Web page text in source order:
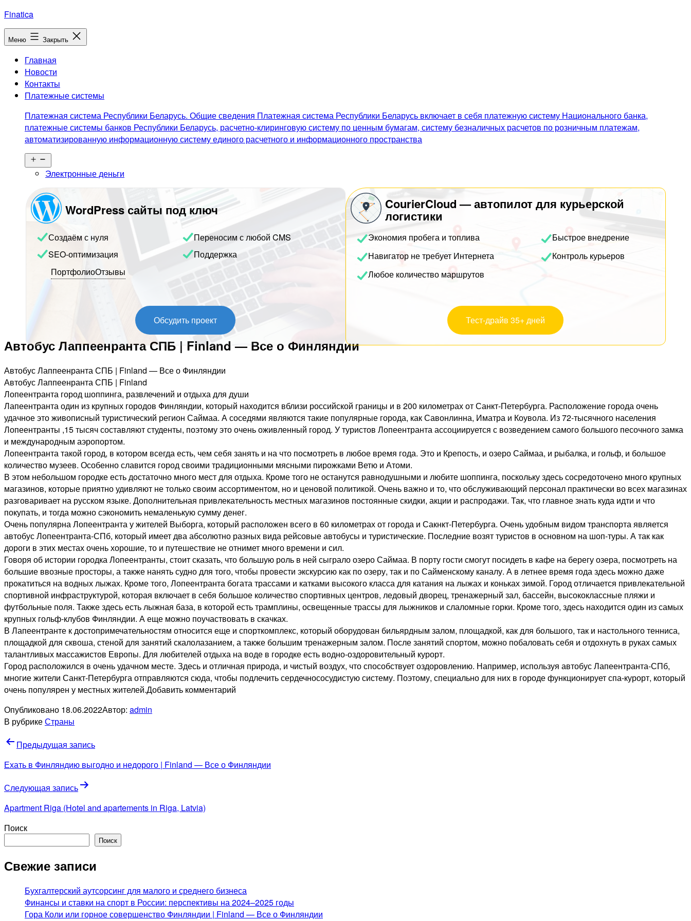
Перейти
к
содержимому
Finatica
Меню Закрыть
Главная
Новости
Контакты
Платежные системы
Платежная система Республики Беларусь. Общие сведения Платежная система Республики Беларусь включает в себя платежную систему Национального банка,
платежные системы банков Республики Беларусь, расчетно-клиринговую систему по ценным бумагам, систему безналичных расчетов по розничным платежам,
автоматизированную информационную систему единого расчетного и информационного пространства
меню
Электронные деньги
WordPress сайты под ключ
Создаём с нуля
Переносим с любой CMS
SEO-оптимизация
Поддержка
ПортфолиоОтзывы
Обсудить проект
CourierCloud — автопилот для курьерской
логистики
Экономия пробега и топлива
Быстрое внедрение
Навигатор не требует Интернета
Контроль курьеров
Любое количество маршрутов
Тест-драйв 35+ дней
Автобус Лаппеенранта СПБ | Finland — Все о Финляндии
Автобус Лаппеенранта СПБ | Finland — Все о Финляндии
Автобус Лаппеенранта СПБ | Finland
Лопеентранта город шоппинга, развлечений и отдыха для души
Лапеентранта один из крупных городов Финляндии, который находится вблизи российской границы и в 200 километрах от Санкт-Петербурга. Расположение города очень
удачное это живописный туристический регион Саймаа. А соседями являются такие популярные города, как Савонлинна, Иматра и Коувола. Из 72-тысячного населения
Лопеентранты ,15 тысяч составляют студенты, поэтому это очень оживленный город. У туристов Лопеентранта ассоциируется с возведением самого большого песочного замка
и международным аэропортом.
Лопеентранта такой город, в котором всегда есть, чем себя занять и на что посмотреть в любое время года. Это и Крепость, и озеро Саймаа, и рыбалка, и гольф, и большое
количество музеев. Особенно славится город своими традиционными мясными пирожками Ветю и Атоми.
В этом небольшом городке есть достаточно много мест для отдыха. Кроме того не останутся равнодушными и любите шоппинга, поскольку здесь сосредоточено много крупных
магазинов, которые приятно удивляют не только своим ассортиментом, но и ценовой политикой. Очень важно и то, что обслуживающий персонал практически во всех магазинах
разговаривает на русском языке. Дополнительная привлекательность местных магазинов постоянные скидки, акции и распродажи. Так, что главное знать куда идти и что
покупать, и тогда можно сэкономить немаленькую сумму денег.
Очень популярна Лопеентранта у жителей Выборга, который расположен всего в 60 километрах от города и Сакнкт-Петербурга. Очень удобным видом транспорта является
автобус Лопеентранта-СПб, который имеет два абсолютно разных вида рейсовые автобусы и туристические. Последние возят туристов в основном на шоп-туры. А так как
дороги в этих местах очень хорошие, то и путешествие не отнимет много времени и сил.
Говоря об истории городка Лопеентранты, стоит сказать, что большую роль в ней сыграло озеро Саймаа. В порту гости смогут посидеть в кафе на берегу озера, посмотреть на
большие ввозные просторы, а также нанять судно для того, чтобы провести экскурсию как по озеру, так и по Сайменскому каналу. А в летнее время года здесь можно даже
прокатиться на водных лыжах. Кроме того, Лопеентранта богата трассами и катками высокого класса для катания на лыжах и коньках зимой. Город отличается привлекательной
спортивной инфраструктурой, которая включает в себя большое количество спортивных центров, ледовый дворец, тренажерный зал, бассейн, высококлассные пляжи и
футбольные поля. Также здесь есть лыжная база, в которой есть трамплины, освещенные трассы для лыжников и слаломные горки. Кроме того, здесь находится один из самых
крупных гольф-клубов Финляндии. А еще можно поучаствовать в скачках.
В Лапеентранте к достопримечательностям относится еще и спорткомплекс, который оборудован бильярдным залом, площадкой, как для большого, так и настольного тенниса,
площадкой для сквоша, стеной для занятий скалолазанием, а также большим тренажерным залом. После занятий спортом, можно побаловать себя и отдохнуть в руках самых
талантливых массажистов Европы. Для любителей отдыха на воде в городке есть водно-оздоровительный курорт.
Город расположился в очень удачном месте. Здесь и отличная природа, и чистый воздух, что способствует оздоровлению. Например, используя автобус Лапеентранта-СПб,
многие жители Санкт-Петербурга отправляются сюда, чтобы подлечить сердечнососудистую систему. Поэтому, специально для них в городе функционирует спа-курорт, который
очень популярен у местных жителей.Добавить комментарий
Опубликовано 18.06.2022Автор: admin
В рубрикеСтраны
Навигация
по
Предыдущая запись
Ехать в Финляндию выгодно и недорого | Finland — Все о Финляндии
Следующая запись
Apartment Riga (Hotel and apartements in Riga, Latvia)
Поиск
Поиск
Свежие записи
Бухгалтерский аутсорсинг для малого и среднего бизнеса
Финансы и ставки на спорт в России: перспективы на 2024–2025 годы
Гора Коли или горное совершенство Финляндии | Finland — Все о Финляндии